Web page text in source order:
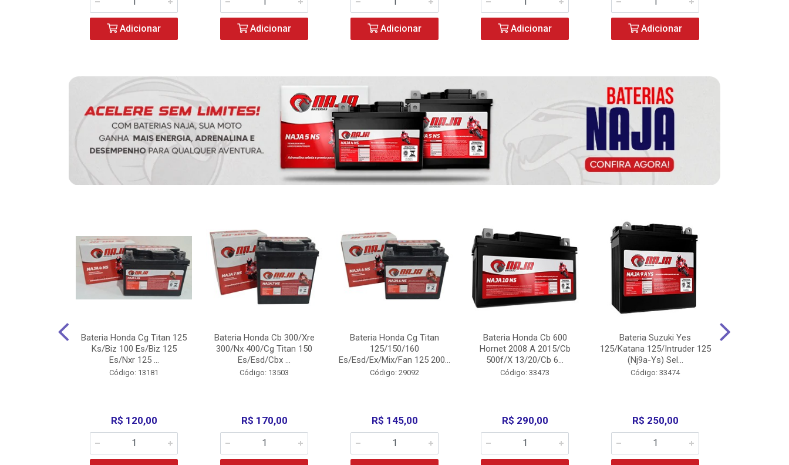
Adicionar Adicionar Adicionar Adicionar Adicionar
Bateria Honda Cg Titan 125
Ks/Biz 100 Es/Biz 125
Es/Nxr 125 ...
Código: 13181
R$ 120,00
Bateria Honda Cb 300/Xre
300/Nx 400/Cg Titan 150
Es/Esd/Cbx ...
Código: 13503
R$ 170,00
Bateria Honda Cg Titan
125/150/160
Es/Esd/Ex/Mix/Fan 125 200...
Código: 29092
R$ 145,00
Bateria Honda Cb 600
Hornet 2008 A 2015/Cb
500f/X 13/20/Cb 6...
Código: 33473
R$ 290,00
Bateria Suzuki Yes
125/Katana 125/Intruder 125
(Nj9a-Ys) Sel...
Código: 33474
R$ 250,00